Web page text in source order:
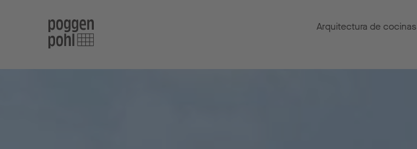
Arquitectura de cocinas